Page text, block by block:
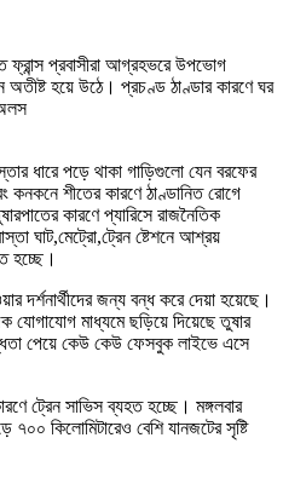
ফ্রান্স প্রবাসীরা আগ্রহভরে উপভোগ
অতীষ্ট হয়ে উঠে। প্রচণ্ড ঠাণ্ডার কারণে ঘর
ধারে পড়ে থাকা গাড়িগুলো যেন বরফের
কনকনে শীতের কারণে ঠাণ্ডানিত রোগে
কারণে প্যারিসে রাজনৈতিক
ঘাট,মেট্রো,ট্রেন ষ্টেশনে আশ্রয়
হচ্ছে।
দর্শনার্থীদের জন্য বন্ধ করে দেয়া হয়েছে।
যোগাযোগ মাধ্যমে ছড়িয়ে দিয়েছে তুষার
পেয়ে কেউ কেউ ফেসবুক লাইভে এসে
ট্রেন সাভিস ব্যহত হচ্ছে। মঙ্গলবার
৭০০ কিলোমিটারেও বেশি যানজটের সৃষ্টি